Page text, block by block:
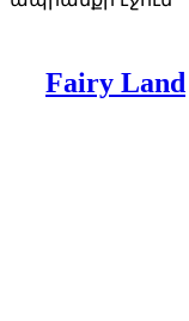
Fairy Land